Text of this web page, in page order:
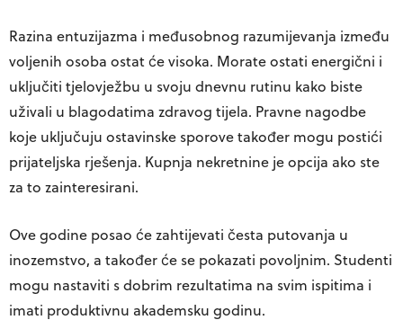
Razina entuzijazma i međusobnog razumijevanja između
voljenih osoba ostat će visoka. Morate ostati energični i
uključiti tjelovježbu u svoju dnevnu rutinu kako biste
uživali u blagodatima zdravog tijela. Pravne nagodbe
koje uključuju ostavinske sporove također mogu postići
prijateljska rješenja. Kupnja nekretnine je opcija ako ste
za to zainteresirani.
Ove godine posao će zahtijevati česta putovanja u
inozemstvo, a također će se pokazati povoljnim. Studenti
mogu nastaviti s dobrim rezultatima na svim ispitima i
imati produktivnu akademsku godinu.